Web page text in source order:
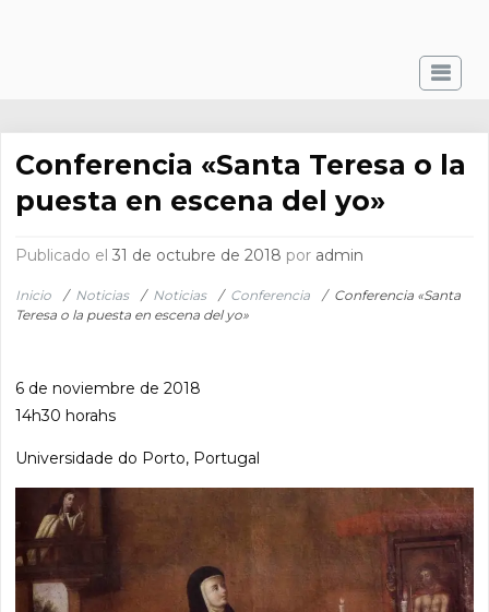
Conferencia «Santa Teresa o la
puesta en escena del yo»
Publicado el31 de octubre de 2018 por admin
Inicio / Noticias / Noticias / Conferencia / Conferencia «Santa
Teresa o la puesta en escena del yo»
6 de noviembre de 2018
14h30 horahs
Universidade do Porto, Portugal